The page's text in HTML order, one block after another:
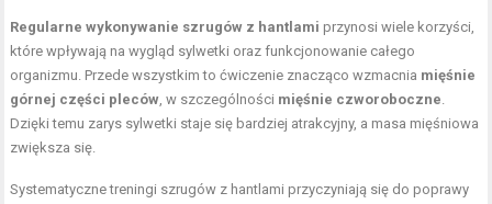
Regularne wykonywanie szrugów z hantlami przynosi wiele korzyści,
które wpływają na wygląd sylwetki oraz funkcjonowanie całego
organizmu. Przede wszystkim to ćwiczenie znacząco wzmacnia mięśnie
górnej części pleców, w szczególności mięśnie czworoboczne.
Dzięki temu zarys sylwetki staje się bardziej atrakcyjny, a masa mięśniowa
zwiększa się.
Systematyczne treningi szrugów z hantlami przyczyniają się do poprawy